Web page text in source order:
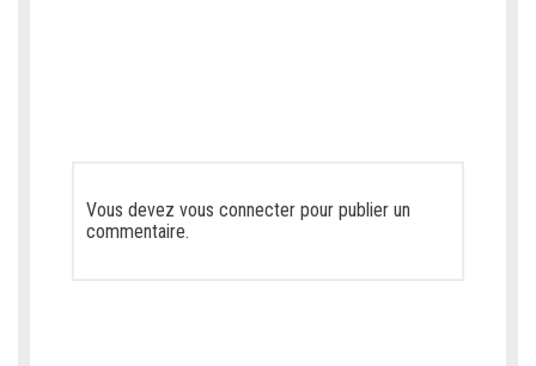
Vous devez vous connecter pour publier un
commentaire.